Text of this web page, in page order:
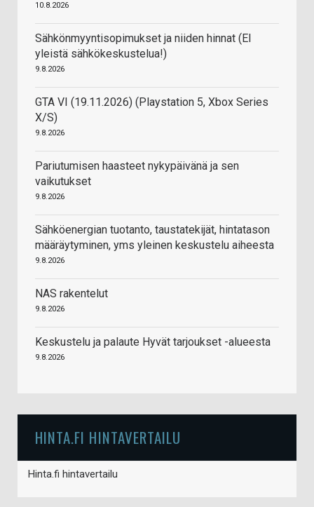
10.8.2026
Sähkönmyyntisopimukset ja niiden hinnat (EI
yleistä sähkökeskustelua!)
9.8.2026
GTA VI (19.11.2026) (Playstation 5, Xbox Series
X/S)
9.8.2026
Pariutumisen haasteet nykypäivänä ja sen
vaikutukset
9.8.2026
Sähköenergian tuotanto, taustatekijät, hintatason
määräytyminen, yms yleinen keskustelu aiheesta
9.8.2026
NAS rakentelut
9.8.2026
Keskustelu ja palaute Hyvät tarjoukset -alueesta
9.8.2026
HINTA.FI HINTAVERTAILU
Hinta.fi hintavertailu